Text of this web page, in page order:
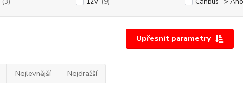
Upřesnit parametry
Nejlevnější Nejdražší